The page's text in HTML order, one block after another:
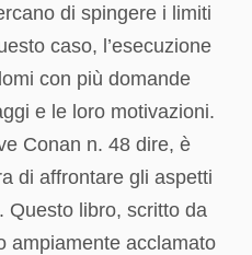
di spingere i limiti
caso, l’esecuzione
con più domande
e le loro motivazioni.
Conan n. 48 dire, è
di affrontare gli aspetti
Questo libro, scritto da
ampiamente acclamato